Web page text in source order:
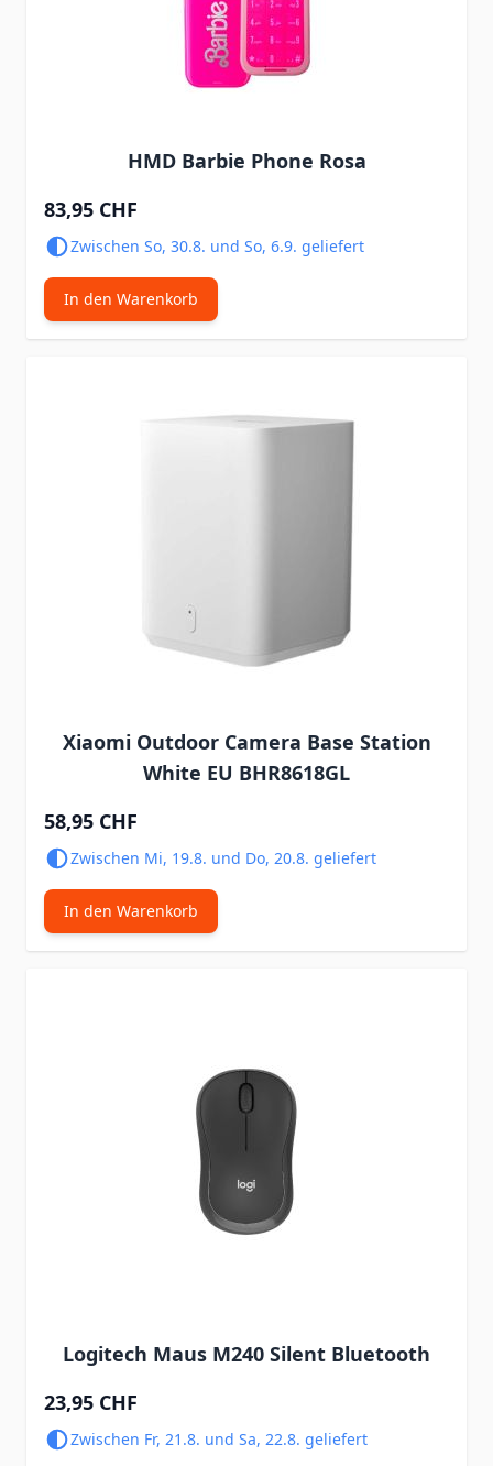
HMD Barbie Phone Rosa
83,95 CHF
Zwischen So, 30.8. und So, 6.9. geliefert
In den Warenkorb
Xiaomi Outdoor Camera Base Station
White EU BHR8618GL
58,95 CHF
Zwischen Mi, 19.8. und Do, 20.8. geliefert
In den Warenkorb
Logitech Maus M240 Silent Bluetooth
23,95 CHF
Zwischen Fr, 21.8. und Sa, 22.8. geliefert